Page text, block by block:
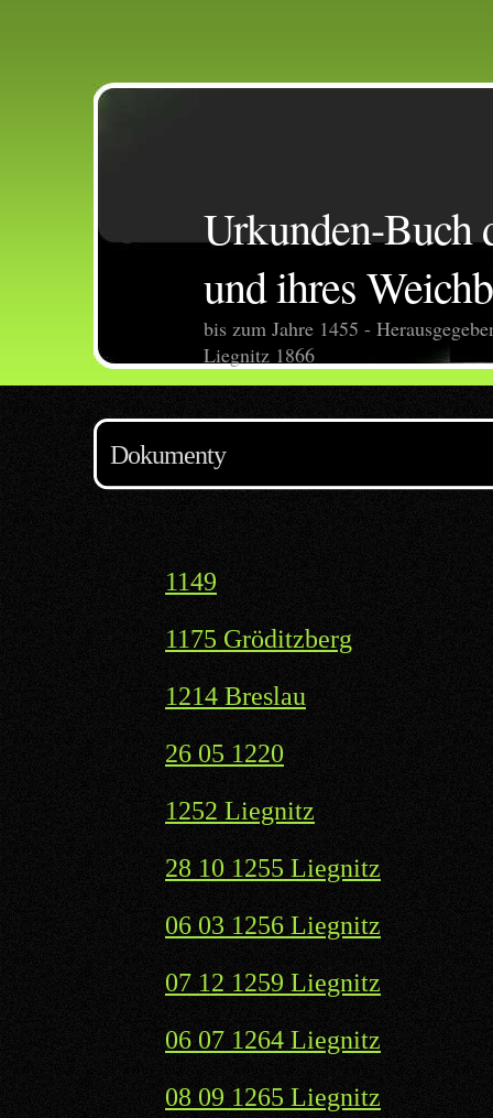
Urkunden-Buch
und ihres
bis zum Jahre 1455 -
Liegnitz 1866
Dokumenty
1149
1175 Gröditzberg
1214 Breslau
26 05 1220
1252 Liegnitz
28 10 1255 Liegnitz
06 03 1256 Liegnitz
07 12 1259 Liegnitz
06 07 1264 Liegnitz
08 09 1265 Liegnitz